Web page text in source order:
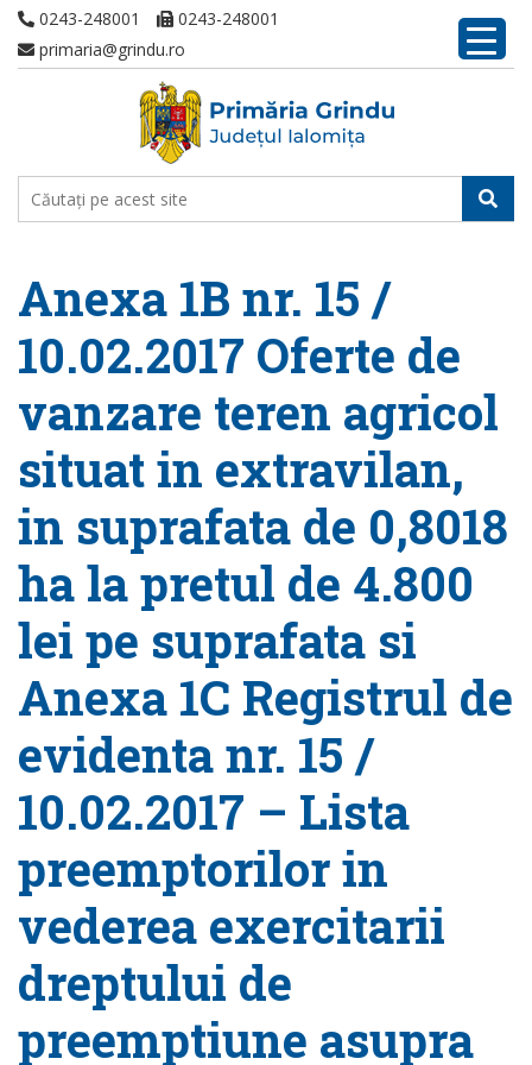
0243-248001
0243-248001
primaria@grindu.ro
Anexa 1B nr. 15 /
10.02.2017 Oferte de
vanzare teren agricol
situat in extravilan,
in suprafata de 0,8018
ha la pretul de 4.800
lei pe suprafata si
Anexa 1C Registrul de
evidenta nr. 15 /
10.02.2017 – Lista
preemptorilor in
vederea exercitarii
dreptului de
preemptiune asupra